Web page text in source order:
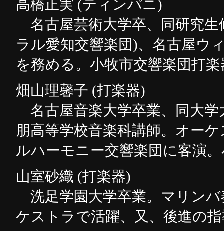
高橋正実 (ティンパニ)
名古屋芸術大学卒、同研究
ラル愛知交響楽団)、名古屋ウ
を務める。小牧市交響楽団打
畑山理馨子 (打楽器)
名古屋音楽大学卒業、同大学
朋高等学校音楽科講師。オー
ルハーモニー交響楽団に客演
山室砂織 (打楽器)
洗足学園大学卒業。マリン
ケストラで活躍、又、後進の